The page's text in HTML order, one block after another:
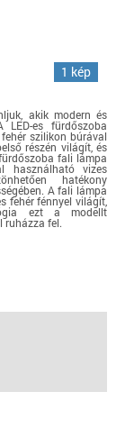
1 kép
akik modern és
LED-es fürdőszoba
szilikon búrával
részén világít, és
fali lámpa
használható vizes
hatékony
A fali lámpa
fehér fénnyel világít,
ezt a modellt
ruházza fel.